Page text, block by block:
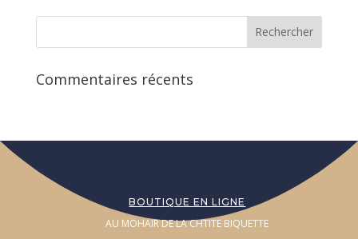
Commentaires récents
BOUTIQUE EN LIGNE
AU MOHAIR DE LA CHTITE BIQUETTE